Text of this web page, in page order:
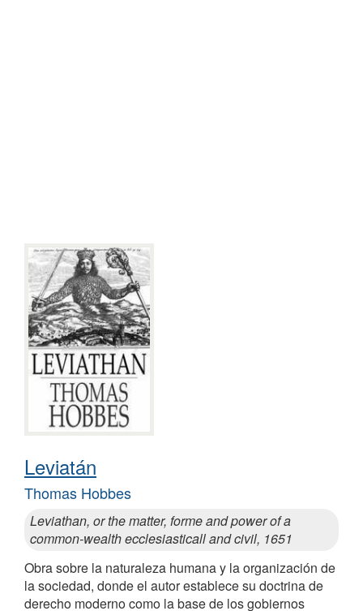
Leviatán
Thomas Hobbes
Leviathan, or the matter, forme and power of a
common-wealth ecclesiasticall and civil, 1651
Obra sobre la naturaleza humana y la organización de
la sociedad, donde el autor establece su doctrina de
derecho moderno como la base de los gobiernos